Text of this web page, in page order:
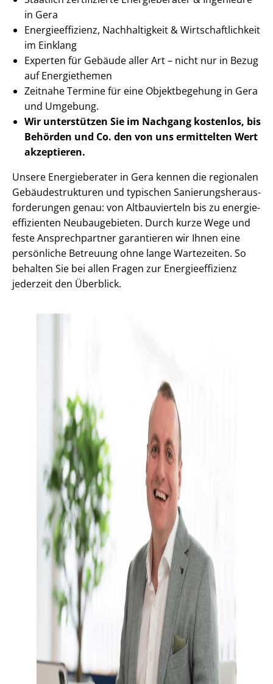
in Gera
En­er­gie­ef­fi­zi­enz, Nachhaltigkeit & Wirt­schaft­lich­keit
im Einklang
Experten für Gebäude aller Art – nicht nur in Bezug
auf Energiethemen
Zeitnahe Termine für eine Objektbegehung in Gera
und Umgebung.
Wir unterstützen Sie im Nachgang kostenlos, bis
Behörden und Co. den von uns ermittelten Wert
akzeptieren.
Unsere Energieberater in Gera kennen die regionalen
Ge­bäu­de­struk­tu­ren und typischen Sa­nie­rungs­her­aus­
for­de­run­gen genau: von Altbauvierteln bis zu en­er­gie­
ef­fi­zi­en­ten Neubaugebieten. Durch kurze Wege und
feste Ansprechpartner garantieren wir Ihnen eine
persönliche Betreuung ohne lange Wartezeiten. So
behalten Sie bei allen Fragen zur En­er­gie­ef­fi­zi­enz
jederzeit den Überblick.